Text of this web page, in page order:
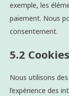
exemple, les
paiement. Nous
consentement.
5.2
Nous utilisons
l’expérience des